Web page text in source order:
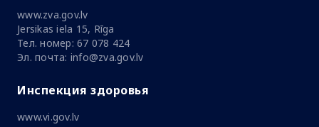
www.zva.gov.lv
Jersikas iela 15, Rīga
Тел. номер: 67 078 424
Эл. почта: info@zva.gov.lv
Инспекция здоровья
www.vi.gov.lv